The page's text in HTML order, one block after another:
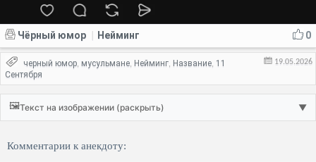
0
Чёрный юмор Нейминг
19.05.2026
черный юмор, мусульмане, Нейминг, Название, 11
Сентября
🖼️Текст на изображении (раскрыть) ▼
Комментарии к анекдоту: